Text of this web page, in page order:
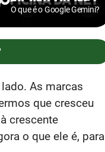
O que é o Google Gemini?
As marcas
que cresceu
crescente
o que ele é, para